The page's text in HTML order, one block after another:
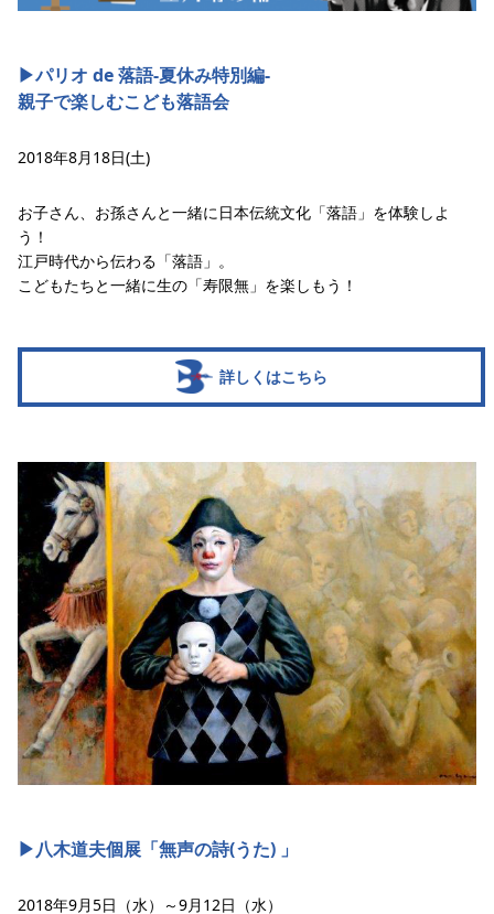
▶︎パリオ de 落語-夏休み特別編-
親子で楽しむこども落語会
2018年8月18日(土)
お子さん、お孫さんと一緒に日本伝統文化「落語」を体験しよ
う！
江戸時代から伝わる「落語」。
こどもたちと一緒に生の「寿限無」を楽しもう！
詳しくはこちら
▶︎八木道夫個展「無声の詩(うた) 」
2018年9月5日（水）～9月12日（水）